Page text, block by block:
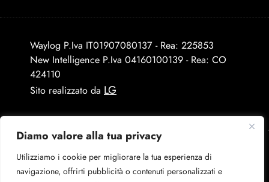
Diamo valore alla tua privacy
Utilizziamo i cookie per migliorare la tua esperienza di
navigazione, offrirti pubblicità o contenuti personalizzati e
Waylog P.Iva IT01907080137 - Rea: 225853
New Intelligence P.Iva 04160100139 - Rea: CO
424110
Sito realizzato da LG